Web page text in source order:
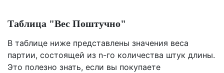
Таблица "Вес Поштучно"
В таблице ниже представлены значения веса
партии, состоящей из n-го количества штук длины.
Это полезно знать, если вы покупаете